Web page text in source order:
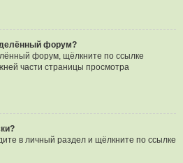
форум?
форум, щёлкните по ссылке
части страницы просмотра
в личный раздел и щёлкните по ссылке